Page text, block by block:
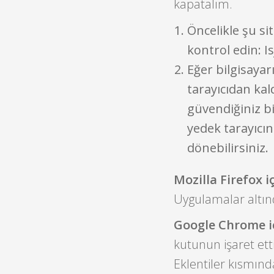
kapatalım.
Öncelikle şu
kontrol edin:
Eğer
tarayıcıdan
güvendiğiniz
yedek
dönebilirsiniz.
Mozilla Firefox
Uygulamalar
Google Chrome
kutunun işaret
Eklentiler